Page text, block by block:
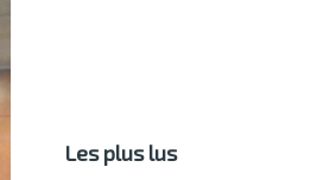
Les plus lus